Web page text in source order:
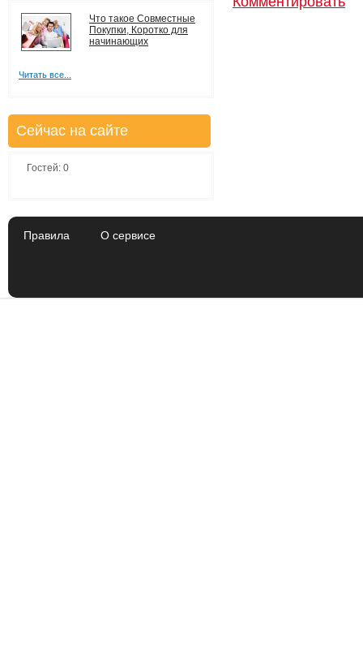
Что такое Совместные
Покупки, Коротко для
начинающих
Читать все...
Сейчас на сайте
Гостей: 0
Правила О сервисе